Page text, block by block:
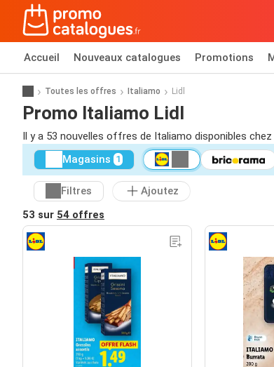
Accueil Nouveaux catalogues Promotions
Toutes les offres Italiamo Lidl
Promo Italiamo Lidl
Il y a 53 nouvelles offres de Italiamo disponibles
Magasins 1
Filtres
Ajoutez
53 sur 54 offres